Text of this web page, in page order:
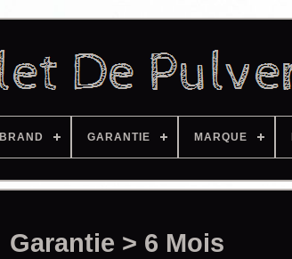
BRAND GARANTIE MARQUE
Garantie > 6 Mois